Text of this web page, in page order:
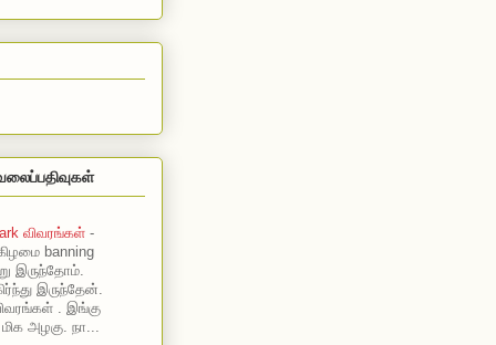
விவரங்கள் -
banning
இருந்தோம்.
இருந்தேன்.
. இங்கு
அழகு. நா...